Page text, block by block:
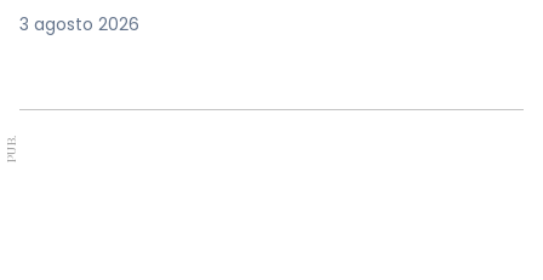
3 agosto 2026
PUB.